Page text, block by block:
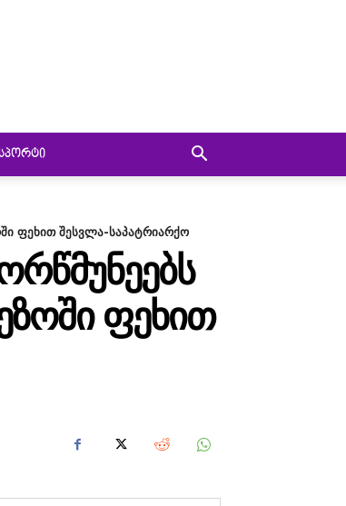
ფეხით შესვლა-საპატრიარქო
ᲤᲔᲮᲘᲗ